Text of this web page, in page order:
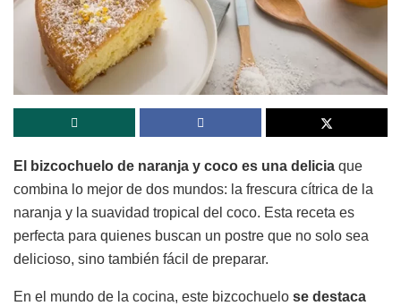
El bizcochuelo de naranja y coco es una delicia que
combina lo mejor de dos mundos: la frescura cítrica de la
naranja y la suavidad tropical del coco. Esta receta es
perfecta para quienes buscan un postre que no solo sea
delicioso, sino también fácil de preparar.
En el mundo de la cocina, este bizcochuelo se destaca